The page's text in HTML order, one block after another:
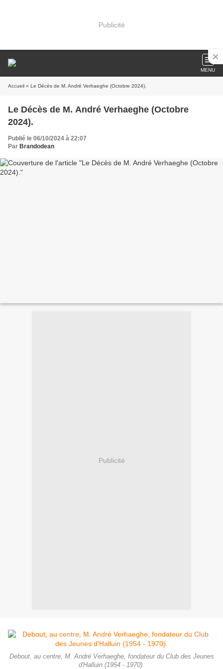
Publicité
MENU
Accueil » Le Décès de M. André Verhaeghe (Octobre 2024).
Le Décès de M. André Verhaeghe (Octobre
2024).
Publié le 06/10/2024 à 22:07
Par Brandodean
Publicité
Debout, au centre, M. André Verhaeghe, fondateur du Club des Jeunes
d'Halluin (1954 - 1970).